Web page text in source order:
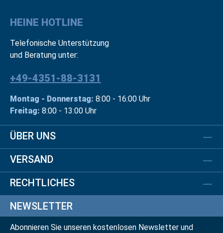
HEINE HOTLINE
Telefonische Unterstützung
und Beratung unter:
+49-4351-88-3131
Montag - Donnerstag: 8:00 - 16:00 Uhr
Freitag: 8:00 - 13:00 Uhr
ÜBER UNS
VERSAND
RECHTLICHES
NEWSLETTER
Abonnieren Sie unseren kostenlosen Newsletter und